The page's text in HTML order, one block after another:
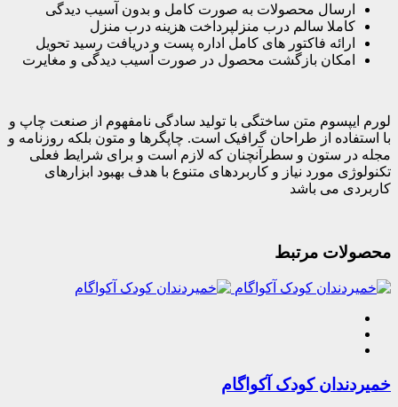
ارسال محصولات به صورت کامل و بدون آسیب دیدگی
کاملا سالم درب منزلپرداخت هزینه درب منزل
ارائه فاکتور های کامل اداره پست و دریافت رسید تحویل
امکان بازگشت محصول در صورت آسیب دیدگی و مغایرت
لورم ایپسوم متن ساختگی با تولید سادگی نامفهوم از صنعت چاپ و
با استفاده از طراحان گرافیک است. چاپگرها و متون بلکه روزنامه و
مجله در ستون و سطرآنچنان که لازم است و برای شرایط فعلی
تکنولوژی مورد نیاز و کاربردهای متنوع با هدف بهبود ابزارهای
کاربردی می باشد
محصولات مرتبط
خمیردندان کودک آکواگام